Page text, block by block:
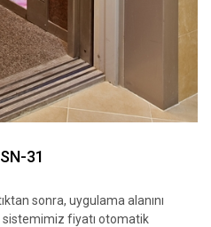
31
sonra, uygulama alanını
sistemimiz fiyatı otomatik